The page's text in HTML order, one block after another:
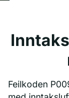
Feilkoden